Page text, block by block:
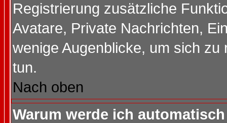
Registrierung zusätzliche
Avatare, Private Nachrichten,
wenige Augenblicke, um sich
tun.
Nach oben
Warum werde ich